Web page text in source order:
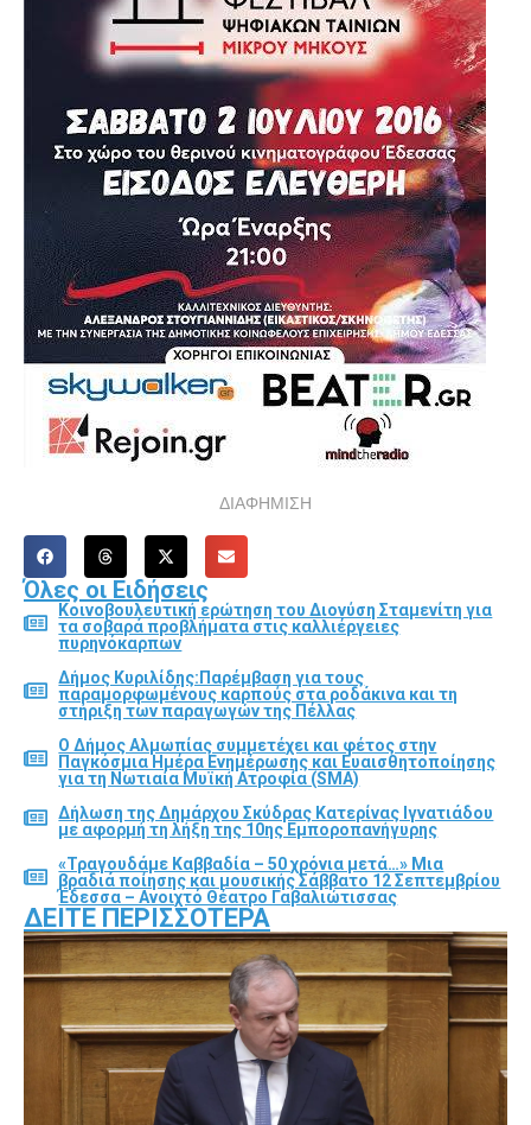
ΔΙΑΦΗΜΙΣΗ
Όλες οι Ειδήσεις
Κοινοβουλευτική ερώτηση του Διονύση Σταμενίτη για
τα σοβαρά προβλήματα στις καλλιέργειες
πυρηνόκαρπων
Δήμος Κυριλίδης:Παρέμβαση για τους
παραμορφωμένους καρπούς στα ροδάκινα και τη
στήριξη των παραγωγών της Πέλλας
Ο Δήμος Αλμωπίας συμμετέχει και φέτος στην
Παγκόσμια Ημέρα Ενημέρωσης και Ευαισθητοποίησης
για τη Νωτιαία Μυϊκή Ατροφία (SMA)
Δήλωση της Δημάρχου Σκύδρας Κατερίνας Ιγνατιάδου
με αφορμή τη λήξη της 10ης Εμποροπανήγυρης
«Τραγουδάμε Καββαδία – 50 χρόνια μετά…» Μια
βραδιά ποίησης και μουσικής Σάββατο 12 Σεπτεμβρίου
Έδεσσα – Ανοιχτό Θέατρο Γαβαλιώτισσας
ΔΕΊΤΕ ΠΕΡΙΣΣΌΤΕΡΑ